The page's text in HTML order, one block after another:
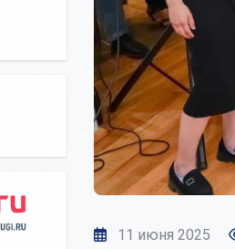
11 июня 2025